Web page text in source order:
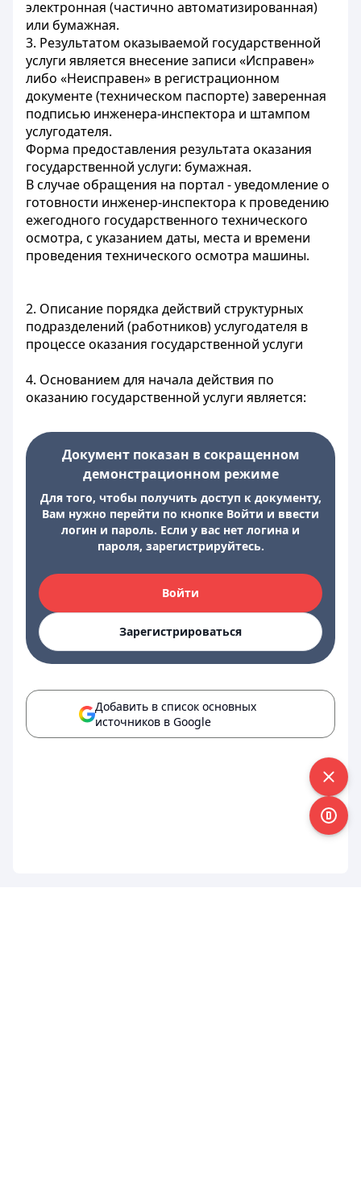
электронная (частично автоматизированная)
или бумажная.
3. Результатом оказываемой государственной
услуги является внесение записи «Исправен»
либо «Неисправен» в регистрационном
документе (техническом паспорте) заверенная
подписью инженера-инспектора и штампом
услугодателя.
Форма предоставления результата оказания
государственной услуги: бумажная.
В случае обращения на портал - уведомление о
готовности инженер-инспектора к проведению
ежегодного государственного технического
осмотра, с указанием даты, места и времени
проведения технического осмотра машины.
2. Описание порядка действий структурных
подразделений (работников) услугодателя в
процессе оказания государственной услуги
4. Основанием для начала действия по
оказанию государственной услуги является:
Документ показан в сокращенном
демонстрационном режиме
Для того, чтобы получить доступ к документу,
Вам нужно перейти по кнопке Войти и ввести
логин и пароль. Если у вас нет логина и
пароля, зарегистрируйтесь.
Войти
Зарегистрироваться
Добавить в список основных
источников в Google